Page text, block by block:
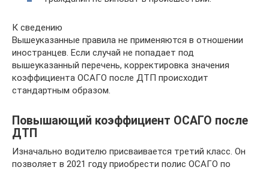
К сведению
Вышеуказанные правила не применяются в отношении
иностранцев. Если случай не попадает под
вышеуказанный перечень, корректировка значения
коэффициента ОСАГО после ДТП происходит
стандартным образом.
Повышающий коэффициент ОСАГО после
ДТП
Изначально водителю присваивается третий класс. Он
позволяет в 2021 году приобрести полис ОСАГО по